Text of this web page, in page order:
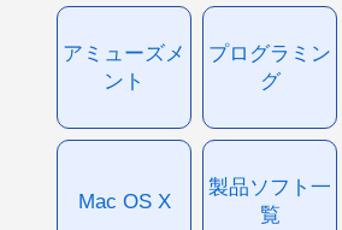
アミューズメ
ント
プログラミン
グ
Mac OS X
製品ソフト一
覧